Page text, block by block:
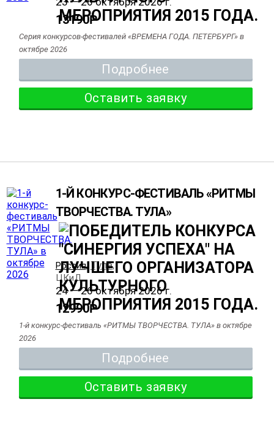
13190Р
Серия конкурсов-фестивалей «ВРЕМЕНА ГОДА. ПЕТЕРБУРГ» в
октябре 2026
Подробнее
Оставить заявку
1-Й КОНКУРС-ФЕСТИВАЛЬ «РИТМЫ
ТВОРЧЕСТВА. ТУЛА»
Россия, Тула,
ЦКиД
24 — 26 октября 2026 г.
12990Р
1-й конкурс-фестиваль «РИТМЫ ТВОРЧЕСТВА. ТУЛА» в октябре
2026
Подробнее
Оставить заявку